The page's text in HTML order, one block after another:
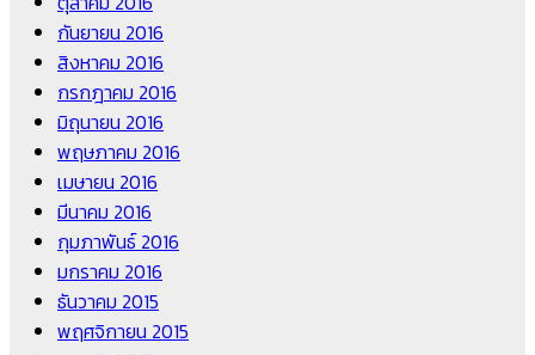
กันยายน 2016
สิงหาคม 2016
กรกฎาคม 2016
มิถุนายน 2016
พฤษภาคม 2016
เมษายน 2016
มีนาคม 2016
กุมภาพันธ์ 2016
มกราคม 2016
ธันวาคม 2015
พฤศจิกายน 2015